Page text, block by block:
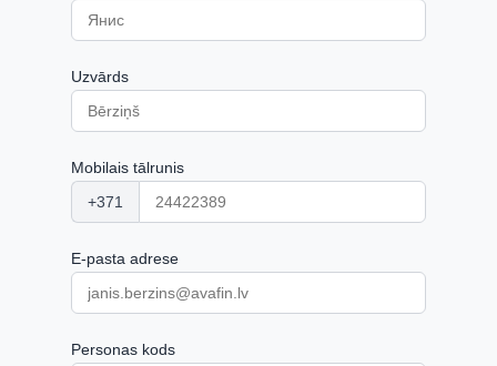
Uzvārds
Mobilais tālrunis
+371
E-pasta adrese
Personas kods